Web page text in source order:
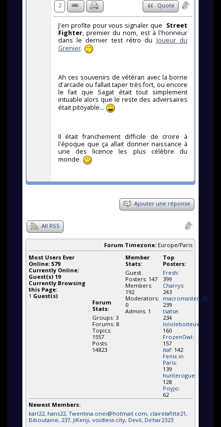
2 Quote
J'en profite pour vous signaler que Street
Fighter, premier du nom, est à l'honneur
dans le dernier test rétro du Joueur du
Grenier.
Ah ces souvenirs de vétéran avec la borne
d'arcade ou fallait taper très fort, ou encore
le fait que Sagat était tout simplement
intuable alors que le reste des adversaires
était pitoyable...
Il était franchement difficile de croire à
l'époque que ça allait donner naissance à
une des licence les plus célèbre du
monde.
Ajouter une réponse
All RSS
Forum Timezone: Europe/Paris
Most Users Ever
Online: 579
Currently Online:
Guest(s)19
Currently Browsing
this Page:
1 Guest(s)
Top
Posters:
Fresh:
399
Charrys:
243
macromaster_42:
239
tsatse:
234
lololeboiteux:
160
FrozenOwl:
157
itaf: 142
Fenix in
Paris:
139
hunterogue:
128
Poyjo:
62
Member
Stats:
Guest
Posters: 147
Members:
192
Moderators:
0
Admins: 1
Forum
Stats:
Groups: 3
Forums: 8
Topics:
1557
Posts:
14823
Newest Members:
karl22, hans22, Twentina.onei@hotmail.com, clairelafitte21 ,
Biboutaine, 237, JiKenji, voidless-city, Devil, Dirhar2323